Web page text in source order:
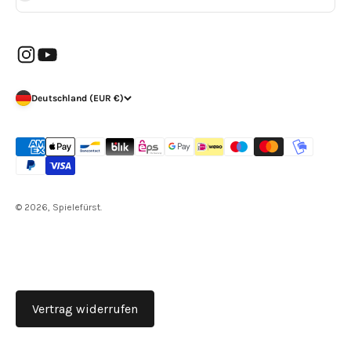
Deutschland (EUR €)
© 2026, Spielefürst.
Vertrag widerrufen